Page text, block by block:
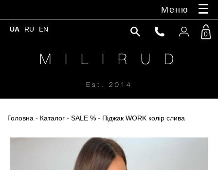
Меню
UA RU EN
M I L I R U D
Est. 2014
0
Головна - Каталог - SALE % - Піджак WORK колір слива